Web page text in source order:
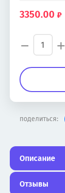
3350.00
− +
поделиться:
Описание
Отзывы